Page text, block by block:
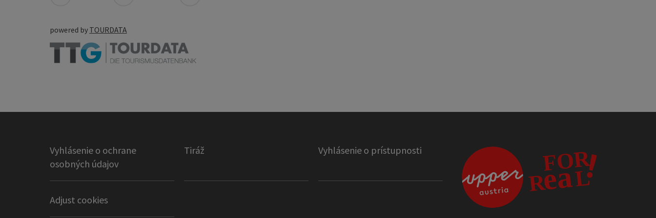
powered by TOURDATA
Vyhlásenie o ochrane
osobných údajov
Tiráž Vyhlásenie o prístupnosti
Adjust cookies